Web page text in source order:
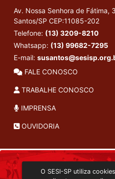
Av. Nossa Senhora de Fátima,
Santos/SP CEP:11085-202
Telefone: (13) 3209-8210
Whatsapp: (13) 99682-7295
E-mail:
FALE CONOSCO
TRABALHE CONOSCO
IMPRENSA
OUVIDORIA
TRANSMISSÃO
O SESI-SP utiliza